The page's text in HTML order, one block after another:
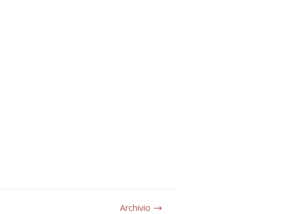
Archivio